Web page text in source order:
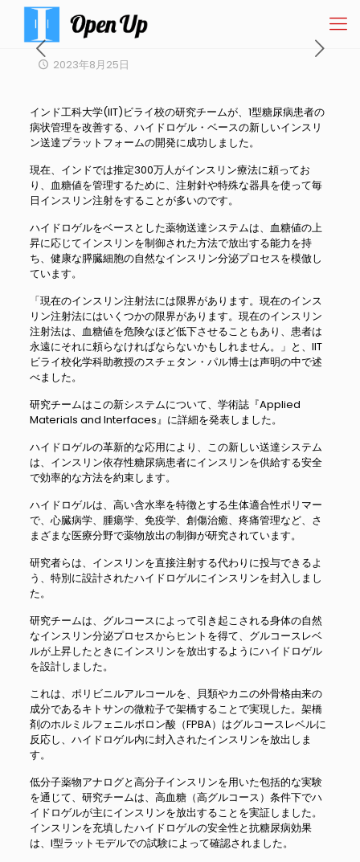
2023年8月25日
インド工科大学(IIT)ビライ校の研究チームが、1型糖尿病患者の
病状管理を改善する、ハイドロゲル・ベースの新しいインスリ
ン送達プラットフォームの開発に成功しました。
現在、インドでは推定300万人がインスリン療法に頼ってお
り、血糖値を管理するために、注射針や特殊な器具を使って毎
日インスリン注射をすることが多いのです。
ハイドロゲルをベースとした薬物送達システムは、血糖値の上
昇に応じてインスリンを制御された方法で放出する能力を持
ち、健康な膵臓細胞の自然なインスリン分泌プロセスを模倣し
ています。
「現在のインスリン注射法には限界があります。現在のインス
リン注射法にはいくつかの限界があります。現在のインスリン
注射法は、血糖値を危険なほど低下させることもあり、患者は
永遠にそれに頼らなければならないかもしれません。」と、IIT
ビライ校化学科助教授のスチェタン・パル博士は声明の中で述
べました。
研究チームはこの新システムについて、学術誌『Applied
Materials and Interfaces』に詳細を発表しました。
ハイドロゲルの革新的な応用により、この新しい送達システム
は、インスリン依存性糖尿病患者にインスリンを供給する安全
で効率的な方法を約束します。
ハイドロゲルは、高い含水率を特徴とする生体適合性ポリマー
で、心臓病学、腫瘍学、免疫学、創傷治癒、疼痛管理など、さ
まざまな医療分野で薬物放出の制御が研究されています。
研究者らは、インスリンを直接注射する代わりに投与できるよ
う、特別に設計されたハイドロゲルにインスリンを封入しまし
た。
研究チームは、グルコースによって引き起こされる身体の自然
なインスリン分泌プロセスからヒントを得て、グルコースレベ
ルが上昇したときにインスリンを放出するようにハイドロゲル
を設計しました。
これは、ポリビニルアルコールを、貝類やカニの外骨格由来の
成分であるキトサンの微粒子で架橋することで実現した。架橋
剤のホルミルフェニルボロン酸（FPBA）はグルコースレベルに
反応し、ハイドロゲル内に封入されたインスリンを放出しま
す。
低分子薬物アナログと高分子インスリンを用いた包括的な実験
を通じて、研究チームは、高血糖（高グルコース）条件下でハ
イドロゲルが主にインスリンを放出することを実証しました。
インスリンを充填したハイドロゲルの安全性と抗糖尿病効果
は、I型ラットモデルでの試験によって確認されました。